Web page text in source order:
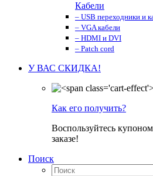
Кабели
– USB переходники и
– VGA кабели
– HDMI и DVI
– Patch cord
У ВАС СКИДКА!
Как его получить?
Воспользуйтесь
заказе!
Поиск